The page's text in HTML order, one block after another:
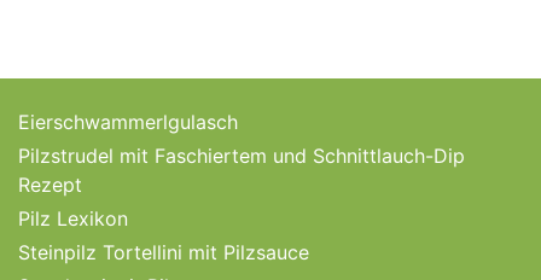
Eierschwammerlgulasch
Pilzstrudel mit Faschiertem und Schnittlauch-Dip
Rezept
Pilz Lexikon
Steinpilz Tortellini mit Pilzsauce